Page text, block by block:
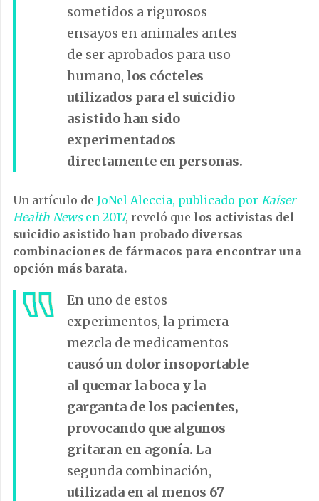
sometidos a rigurosos
ensayos en animales antes
de ser aprobados para uso
humano, los cócteles
utilizados para el suicidio
asistido han sido
experimentados
directamente en personas.
Un artículo de JoNel Aleccia, publicado por Kaiser
Health Newsen 2017, reveló que los activistas del
suicidio asistido han probado diversas
combinaciones de fármacos para encontrar una
opción más barata.
En uno de estos
experimentos, la primera
mezcla de medicamentos
causó un dolor insoportable
al quemar la boca y la
garganta de los pacientes,
provocando que algunos
gritaran en agonía. La
segunda combinación,
utilizada en al menos 67